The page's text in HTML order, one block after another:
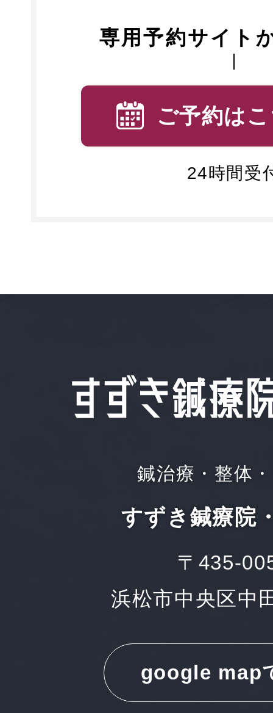
専用予約サイト
ご予約は
24時間受
鍼治療・整体
すずき鍼療院
〒435-
浜松市中央区中
google map